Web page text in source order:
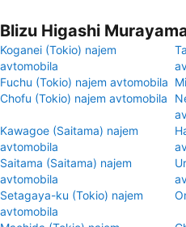
Blizu Higashi
Koganei (Tokio) najem
avtomobila
Fuchu (Tokio) najem avtomobila
Chofu (Tokio) najem avtomobila
Kawagoe (Saitama) najem
avtomobila
Saitama (Saitama) najem
avtomobila
Setagaya-ku (Tokio) najem
avtomobila